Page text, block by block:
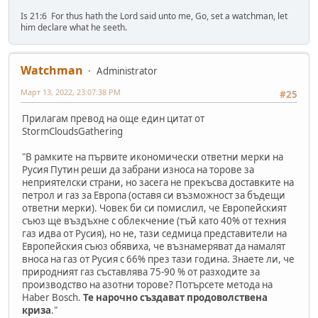
Is 21:6 For thus hath the Lord said unto me, Go, set a watchman, let
him declare what he seeth.
Watchman
Administrator
#25
Март 13, 2022, 23:07:38 PM
Прилагам превод на още един цитат от
StormCloudsGathering
"В рамките на първите икономически ответни мерки на
Русия Путин реши да забрани износа на торове за
неприятелски страни, но засега не прекъсва доставките на
петрол и газ за Европа (оставя си възможност за бъдещи
ответни мерки). Човек би си помислил, че Европейският
съюз ще въздъхне с облекчение (тъй като 40% от техния
газ идва от Русия), но не, тази седмица представители на
Европейския съюз обявиха, че възнамеряват да намалят
вноса на газ от Русия с 66% през тази година. Знаете ли, че
природният газ съставлява 75-90 % от разходите за
производство на азотни торове? Потърсете метода на
Haber Bosch. Те нарочно създават продоволствена
криза."